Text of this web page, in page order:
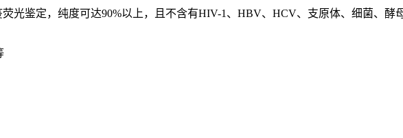
光鉴定，纯度可达90%以上，且不含有HIV-1、HBV、HCV、支原体、细菌、酵